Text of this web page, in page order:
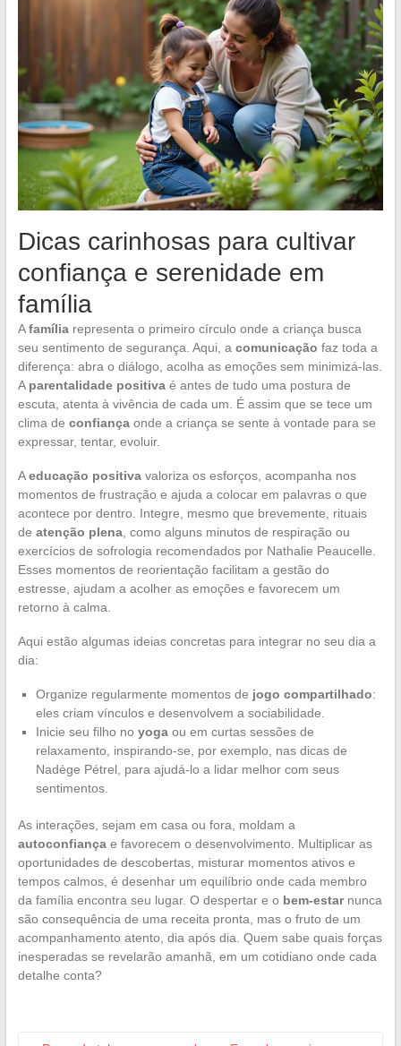
Dicas carinhosas para cultivar
confiança e serenidade em
família
Afamíliarepresenta o primeiro círculo onde a criança busca
seu sentimento de segurança. Aqui, a comunicação faz toda a
diferença: abra o diálogo, acolha as emoções sem minimizá-las.
A parentalidade positivaé antes de tudo uma postura de
escuta, atenta à vivência de cada um. É assim que se tece um
clima de confiançaonde a criança se sente à vontade para se
expressar, tentar, evoluir.
Aeducação positivavaloriza os esforços, acompanha nos
momentos de frustração e ajuda a colocar em palavras o que
acontece por dentro. Integre, mesmo que brevemente, rituais
de atenção plena, como alguns minutos de respiração ou
exercícios de sofrologia recomendados por Nathalie Peaucelle.
Esses momentos de reorientação facilitam a gestão do
estresse, ajudam a acolher as emoções e favorecem um
retorno à calma.
Aqui estão algumas ideias concretas para integrar no seu dia a
dia:
Organize regularmente momentos de jogo compartilhado:
eles criam vínculos e desenvolvem a sociabilidade.
Inicie seu filho no yogaou em curtas sessões de
relaxamento, inspirando-se, por exemplo, nas dicas de
Nadège Pétrel, para ajudá-lo a lidar melhor com seus
sentimentos.
As interações, sejam em casa ou fora, moldam a
autoconfiançae favorecem o desenvolvimento. Multiplicar as
oportunidades de descobertas, misturar momentos ativos e
tempos calmos, é desenhar um equilíbrio onde cada membro
da família encontra seu lugar. O despertar e o bem-estarnunca
são consequência de uma receita pronta, mas o fruto de um
acompanhamento atento, dia após dia. Quem sabe quais forças
inesperadas se revelarão amanhã, em um cotidiano onde cada
detalhe conta?